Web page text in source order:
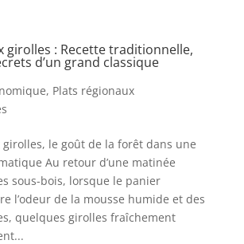
girolles : Recette traditionnelle,
d’un grand classique
, Plats régionaux
girolles, le goût de la forêt dans une
Au retour d’une matinée
sous-bois, lorsque le panier
l’odeur de la mousse humide et des
quelques girolles fraîchement